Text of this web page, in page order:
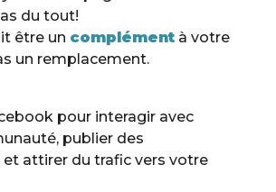
du tout!
être un complément à votre
un remplacement.
pour interagir avec
publier des
et attirer du trafic vers votre